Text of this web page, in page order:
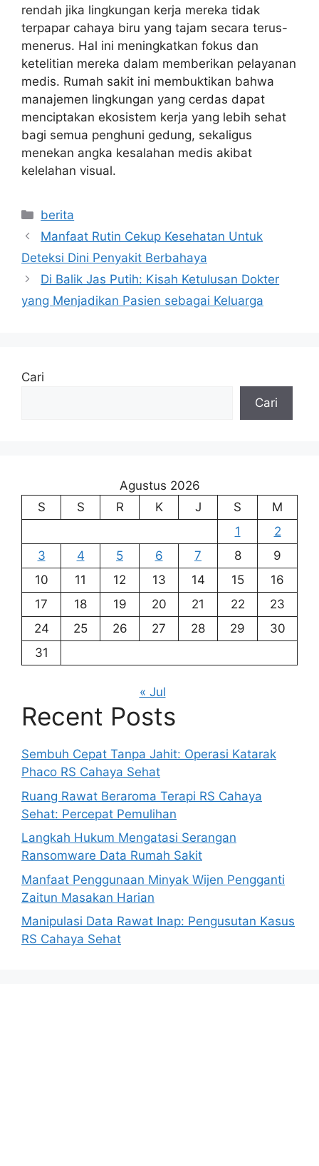
rendah jika lingkungan kerja mereka tidak
terpapar cahaya biru yang tajam secara terus-
menerus. Hal ini meningkatkan fokus dan
ketelitian mereka dalam memberikan pelayanan
medis. Rumah sakit ini membuktikan bahwa
manajemen lingkungan yang cerdas dapat
menciptakan ekosistem kerja yang lebih sehat
bagi semua penghuni gedung, sekaligus
menekan angka kesalahan medis akibat
kelelahan visual.
Kategori
berita
Manfaat Rutin Cekup Kesehatan Untuk
Deteksi Dini Penyakit Berbahaya
Di Balik Jas Putih: Kisah Ketulusan Dokter
yang Menjadikan Pasien sebagai Keluarga
Cari
Cari
Agustus 2026
S
S R K J S
M
1
2
3
4 5 6 7 8
9
10
11 12 13 14 15
16
17
18 19 20 21 22
23
24
25 26 27 28 29
30
31
« Jul
Recent Posts
Sembuh Cepat Tanpa Jahit: Operasi Katarak
Phaco RS Cahaya Sehat
Ruang Rawat Beraroma Terapi RS Cahaya
Sehat: Percepat Pemulihan
Langkah Hukum Mengatasi Serangan
Ransomware Data Rumah Sakit
Manfaat Penggunaan Minyak Wijen Pengganti
Zaitun Masakan Harian
Manipulasi Data Rawat Inap: Pengusutan Kasus
RS Cahaya Sehat